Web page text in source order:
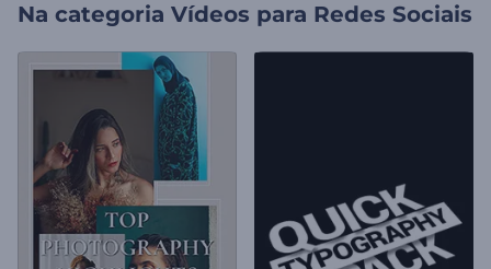
Na categoria Vídeos para Redes Sociais